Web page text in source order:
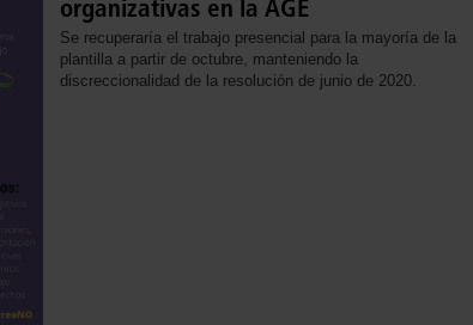
organizativas en la AGE
Se recuperaría el trabajo presencial para la mayoría de la
plantilla a partir de octubre, manteniendo la
discreccionalidad de la resolución de junio de 2020.